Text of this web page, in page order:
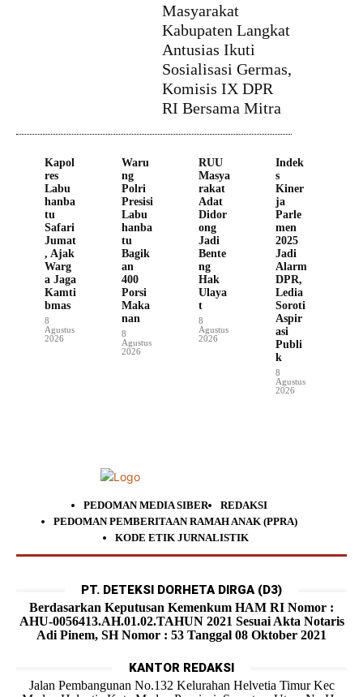
Masyarakat
Kabupaten Langkat
Antusias Ikuti
Sosialisasi Germas,
Komisis IX DPR
RI Bersama Mitra
Kapol
res
Labu
hanba
tu
Safari
Jumat
, Ajak
Warg
a Jaga
Kamti
bmas
8
Agustus
2026
Waru
ng
Polri
Presisi
Labu
hanba
tu
Bagik
an
400
Porsi
Maka
nan
8
Agustus
2026
RUU
Masya
rakat
Adat
Didor
ong
Jadi
Bente
ng
Hak
Ulaya
t
8
Agustus
2026
Indek
s
Kiner
ja
Parle
men
2025
Jadi
Alarm
DPR,
Ledia
Soroti
Aspir
asi
Publi
k
8
Agustus
2026
PEDOMAN MEDIA SIBER
REDAKSI
PEDOMAN PEMBERITAAN RAMAH ANAK (PPRA)
KODE ETIK JURNALISTIK
PT. DETEKSI DORHETA DIRGA (D3)
Berdasarkan Keputusan Kemenkum HAM RI Nomor :
AHU-0056413.AH.01.02.TAHUN 2021 Sesuai Akta Notaris
Adi Pinem, SH Nomor : 53 Tanggal 08 Oktober 2021
KANTOR REDAKSI
Jalan Pembangunan No.132 Kelurahan Helvetia Timur Kec